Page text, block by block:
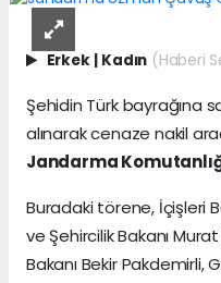
Erkek | Kadın (Haberi
Şehidin Türk bayrağına
alınarak cenaze nakil
Jandarma
Buradaki törene, İçişleri
ve Şehircilik Bakanı
Bakanı Bekir Pakdemirli,